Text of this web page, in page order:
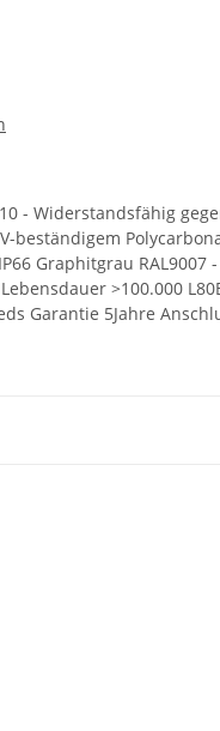
- Widerstandsfähig
beständigem
Graphitgrau RAL9007
>100.000
Garantie 5Jahre